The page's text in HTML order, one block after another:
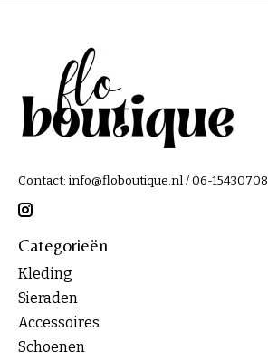
Contact: info@floboutique.nl/ 06-15430708
Categorieën
Kleding
Sieraden
Accessoires
Schoenen